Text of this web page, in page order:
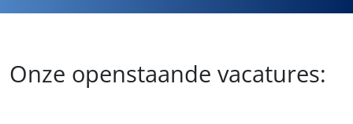
Onze openstaande vacatures: